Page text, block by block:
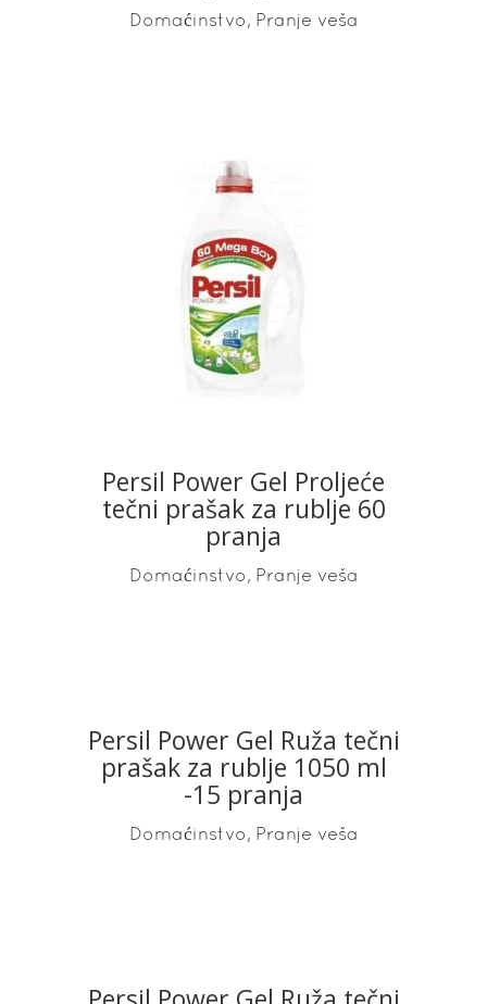
Domaćinstvo, Pranje veša
READ MORE
Persil Power Gel Proljeće
tečni prašak za rublje 60
pranja
Domaćinstvo, Pranje veša
READ MORE
Persil Power Gel Ruža tečni
prašak za rublje 1050 ml
-15 pranja
Domaćinstvo, Pranje veša